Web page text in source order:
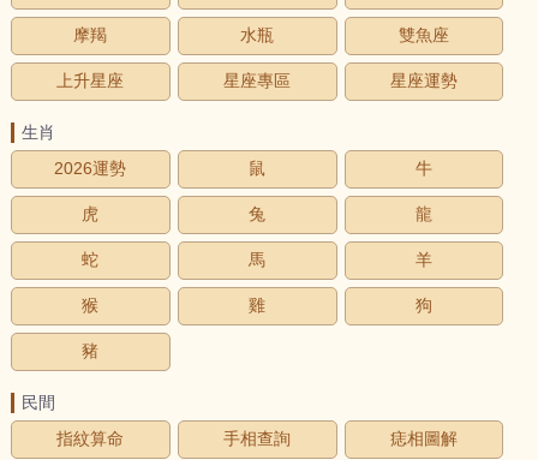
摩羯 水瓶 雙魚座
上升星座 星座專區 星座運勢
生肖
2026運勢
鼠 牛
虎 兔 龍
蛇 馬 羊
猴 雞 狗
豬
民間
指紋算命
手相查詢 痣相圖解